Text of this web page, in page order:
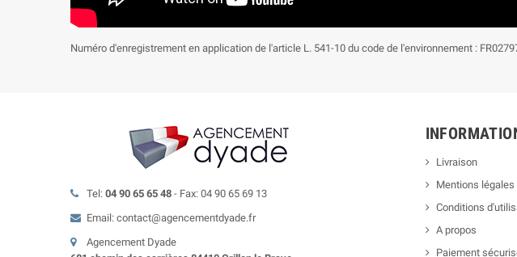
Numéro d'enregistrement en application de l'article L. 541-10 du code de l'environnement :
Tel: 04 90 65 65 48 - Fax: 04 90 65 69 13
Email: contact@agencementdyade.fr
Agencement Dyade
Livraison
Mentions légales
Conditions
A propos
Paiement